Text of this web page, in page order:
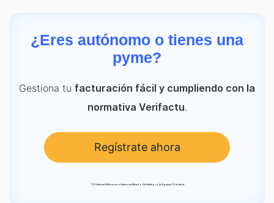
¿Eres autónomo o tienes una
pyme?
Gestiona tu facturación fácil y cumpliendo con la
normativa Verifactu.
Regístrate ahora
*TS Facturas Billin es un software certificado Verifactu por la Agencia Tributaria.